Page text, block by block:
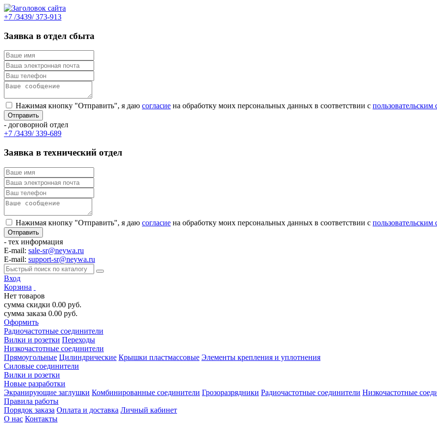
+7 /3439/ 373-913
Заявка в отдел сбыта
Нажимая кнопку "Отправить", я даю согласие на обработку моих персональных данных в соответствии с пользовательским
- договорной отдел
+7 /3439/ 339-689
Заявка в технический отдел
Нажимая кнопку "Отправить", я даю согласие на обработку моих персональных данных в соответствии с пользовательским
- тех информация
E-mail: sale-sr@neywa.ru
E-mail: support-sr@neywa.ru
Вход
Корзина
Нет товаров
сумма скидки 0.00 руб.
сумма заказа 0.00 руб.
Оформить
Радиочастотные соединители
Вилки и розетки Переходы
Низкочастотные соединители
Прямоугольные Цилиндрические Крышки пластмассовые Элементы крепления и уплотнения
Силовые соединители
Вилки и розетки
Новые разработки
Экранирующие заглушки Комбинированные соединители Грозоразрядники Радиочастотные соединители Низкочастотные
Правила работы
Порядок заказа Оплата и доставка Личный кабинет
О нас Контакты